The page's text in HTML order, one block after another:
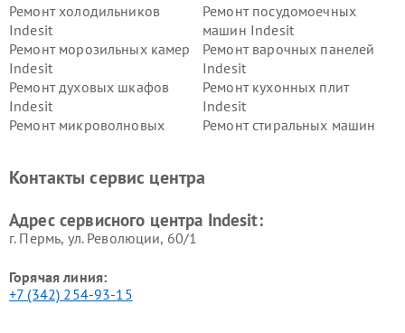
Ремонт холодильников
Indesit
Ремонт посудомоечных
машин Indesit
Ремонт морозильных камер
Indesit
Ремонт варочных панелей
Indesit
Ремонт духовых шкафов
Indesit
Ремонт кухонных плит
Indesit
Ремонт микроволновых
Ремонт стиральных машин
Indesit
Indesit
Контакты сервис центра
Адрес сервисного центра Indesit:
г. Пермь, ул. ​Революции, 60/1
Горячая линия:
+7 (342) 254-93-15